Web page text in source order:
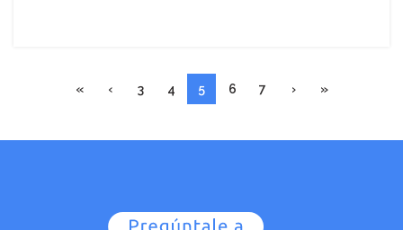
« ‹ 3 4 5 6 7 › »